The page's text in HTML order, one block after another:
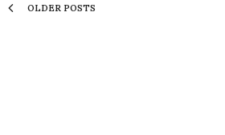
OLDER POSTS